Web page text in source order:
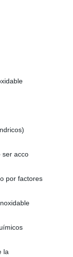
ser acco
por factores
la